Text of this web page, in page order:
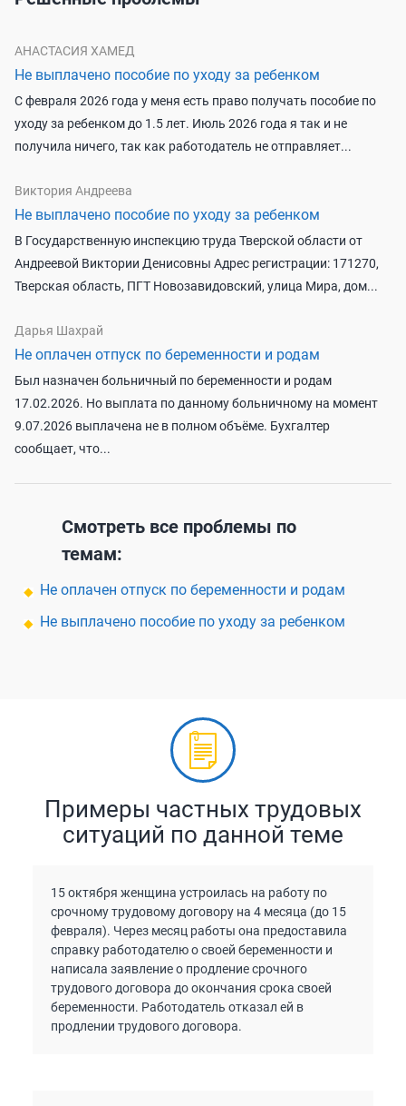
АНАСТАСИЯ ХАМЕД
Не выплачено пособие по уходу за ребенком
С февраля 2026 года у меня есть право получать пособие по
уходу за ребенком до 1.5 лет. Июль 2026 года я так и не
получила ничего, так как работодатель не отправляет...
Виктория Андреева
Не выплачено пособие по уходу за ребенком
В Государственную инспекцию труда Тверской области от
Андреевой Виктории Денисовны Адрес регистрации: 171270,
Тверская область, ПГТ Новозавидовский, улица Мира, дом...
Дарья Шахрай
Не оплачен отпуск по беременности и родам
Был назначен больничный по беременности и родам
17.02.2026. Но выплата по данному больничному на момент
9.07.2026 выплачена не в полном объёме. Бухгалтер
сообщает, что...
Смотреть все проблемы по
темам:
Не оплачен отпуск по беременности и родам
Не выплачено пособие по уходу за ребенком
Примеры частных трудовых
ситуаций по данной теме
15 октября женщина устроилась на работу по
срочному трудовому договору на 4 месяца (до 15
февраля). Через месяц работы она предоставила
справку работодателю о своей беременности и
написала заявление о продление срочного
трудового договора до окончания срока своей
беременности. Работодатель отказал ей в
продлении трудового договора.